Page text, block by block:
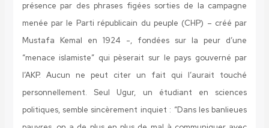
présence par des phrases figées sorties de la campagne
menée par le Parti républicain du peuple (CHP) – créé par
Mustafa Kemal en 1924 -, fondées sur la peur d’une
“menace islamiste” qui pèserait sur le pays gouverné par
l’AKP. Aucun ne peut citer un fait qui l’aurait touché
personnellement. Seul Ugur, un étudiant en sciences
politiques, semble sincèrement inquiet : “Dans les banlieues